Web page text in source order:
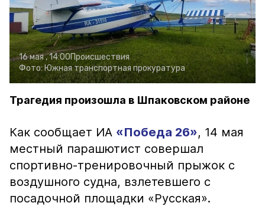
16 мая , 14:00Происшествия
Фото:Южная транспортная прокуратура
Трагедия произошла в Шпаковском районе
Как сообщает ИА «Победа 26», 14 мая
местный парашютист совершал
спортивно-тренировочный прыжок с
воздушного судна, взлетевшего с
посадочной площадки «Русская».